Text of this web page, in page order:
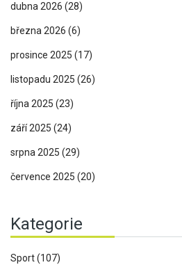
dubna 2026 (28)
března 2026 (6)
prosince 2025 (17)
listopadu 2025 (26)
října 2025 (23)
září 2025 (24)
srpna 2025 (29)
července 2025 (20)
Kategorie
Sport(107)